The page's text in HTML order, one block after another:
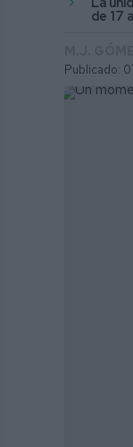
de 17
Publicado: